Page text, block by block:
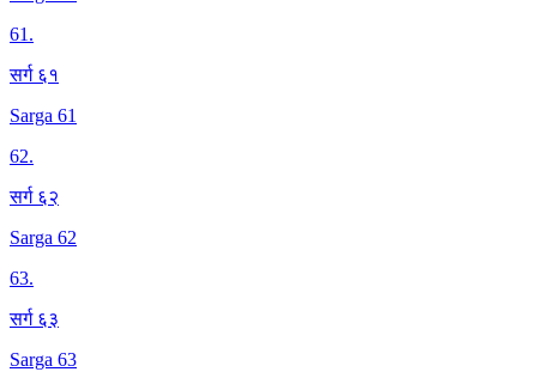
61.
सर्ग ६१
Sarga 61
62.
सर्ग ६२
Sarga 62
63.
सर्ग ६३
Sarga 63